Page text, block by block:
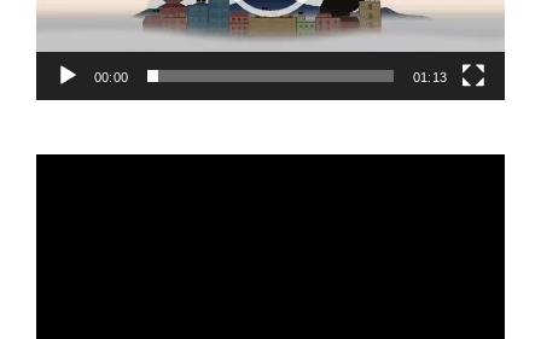
00:00 01:13